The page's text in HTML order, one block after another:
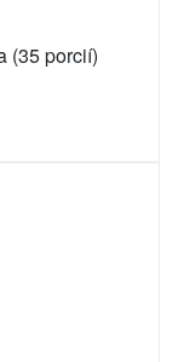
(35 porcií)